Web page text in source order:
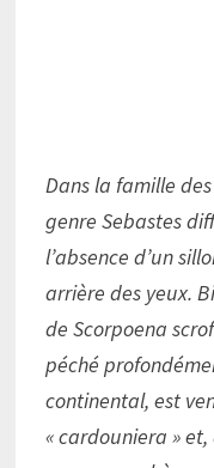
Dans la famille
genre Sebastes
l’absence d’un
arrière des yeux.
de Scorpoena
péché
continental, est
« cardouniera »